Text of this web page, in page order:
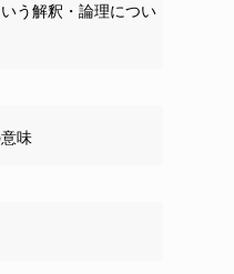
う解釈・論理につい
味